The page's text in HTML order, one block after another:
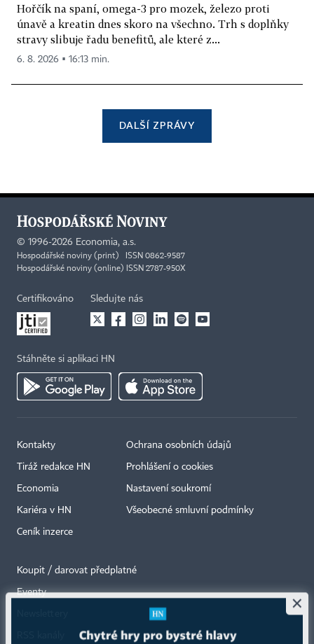
Hořčík na spaní, omega-3 pro mozek, železo proti
únavě a kreatin dnes skoro na všechno. Trh s doplňky
stravy slibuje řadu benefitů, ale které z...
6. 8. 2026 ▪ 16:13 min.
DALŠÍ ZPRÁVY
© 1996-2026 Economia, a.s.
Hospodářské noviny (print) ISSN 0862-9587
Hospodářské noviny (online) ISSN 2787-950X
Certifikováno Sledujte nás
Stáhněte si aplikaci HN
Kontakty
Tiráž redakce HN
Economia
Kariéra v HN
Ceník inzerce
Ochrana osobních údajů
Prohlášení o cookies
Nastavení soukromí
Všeobecné smluvní podmínky
Koupit / darovat předplatné
Eventy ×